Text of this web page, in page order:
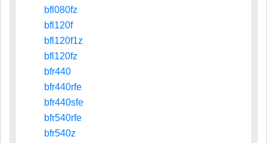
bfl080fz
bfl120f
bfl120f1z
bfl120fz
bfr440
bfr440rfe
bfr440sfe
bfr540rfe
bfr540z